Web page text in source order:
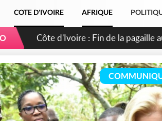
COTE D'IVOIRE AFRIQUE
Côte d'Ivoire : Ouattara promet